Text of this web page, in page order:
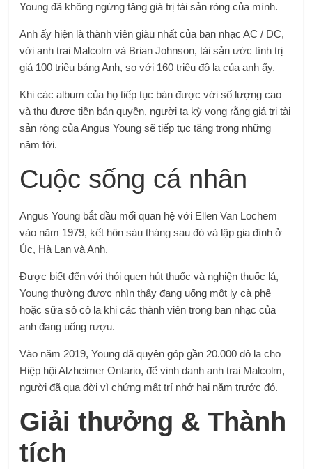
Young đã không ngừng tăng giá trị tài sản ròng của mình.
Anh ấy hiện là thành viên giàu nhất của ban nhạc AC / DC,
với anh trai Malcolm và Brian Johnson, tài sản ước tính trị
giá 100 triệu bảng Anh, so với 160 triệu đô la của anh ấy.
Khi các album của họ tiếp tục bán được với số lượng cao
và thu được tiền bản quyền, người ta kỳ vọng rằng giá trị tài
sản ròng của Angus Young sẽ tiếp tục tăng trong những
năm tới.
Cuộc sống cá nhân
Angus Young bắt đầu mối quan hệ với Ellen Van Lochem
vào năm 1979, kết hôn sáu tháng sau đó và lập gia đình ở
Úc, Hà Lan và Anh.
Được biết đến với thói quen hút thuốc và nghiện thuốc lá,
Young thường được nhìn thấy đang uống một ly cà phê
hoặc sữa sô cô la khi các thành viên trong ban nhạc của
anh đang uống rượu.
Vào năm 2019, Young đã quyên góp gần 20.000 đô la cho
Hiệp hội Alzheimer Ontario, để vinh danh anh trai Malcolm,
người đã qua đời vì chứng mất trí nhớ hai năm trước đó.
Giải thưởng & Thành
tích